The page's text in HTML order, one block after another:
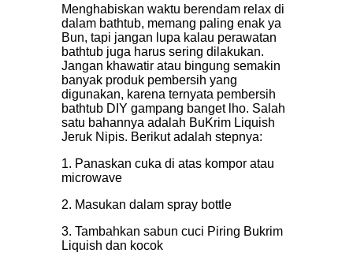
Menghabiskan waktu berendam relax di
dalam bathtub, memang paling enak ya
Bun, tapi jangan lupa kalau perawatan
bathtub juga harus sering dilakukan.
Jangan khawatir atau bingung semakin
banyak produk pembersih yang
digunakan, karena ternyata pembersih
bathtub DIY gampang banget lho. Salah
satu bahannya adalah BuKrim Liquish
Jeruk Nipis. Berikut adalah stepnya:
1. Panaskan cuka di atas kompor atau
microwave
2. Masukan dalam spray bottle
3. Tambahkan sabun cuci Piring Bukrim
Liquish dan kocok